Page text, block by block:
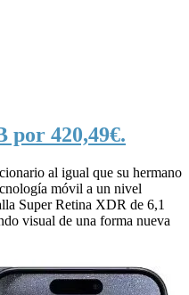
por 420,49€.
al igual que su hermano
móvil a un nivel
Super Retina XDR de 6,1
visual de una forma nueva